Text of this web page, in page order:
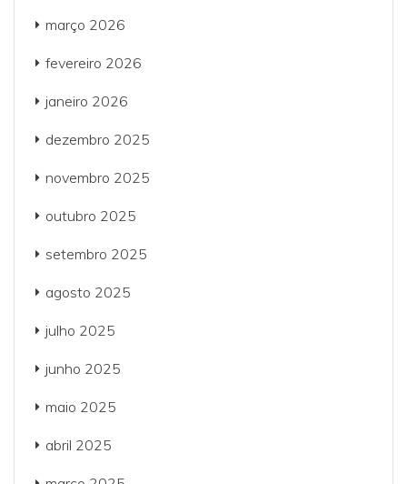
março 2026
fevereiro 2026
janeiro 2026
dezembro 2025
novembro 2025
outubro 2025
setembro 2025
agosto 2025
julho 2025
junho 2025
maio 2025
abril 2025